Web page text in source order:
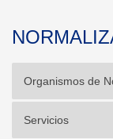
Organismos de
Servicios